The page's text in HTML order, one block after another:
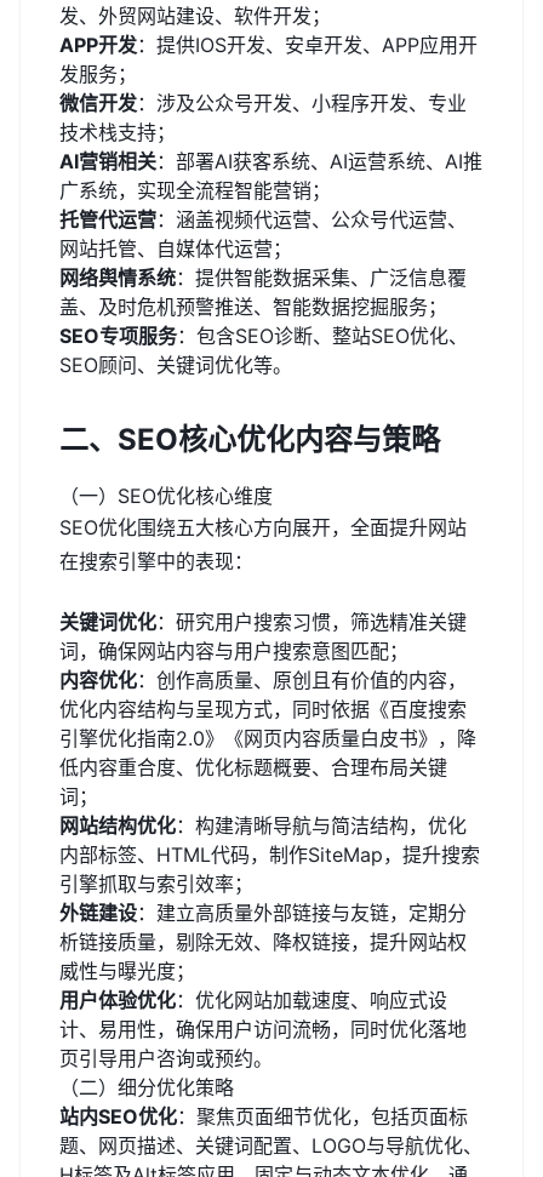
发、外贸网站建设、软件开发；
APP开发：提供IOS开发、安卓开发、APP应用开
发服务；
微信开发：涉及公众号开发、小程序开发、专业
技术栈支持；
AI营销相关：部署AI获客系统、AI运营系统、AI推
广系统，实现全流程智能营销；
托管代运营：涵盖视频代运营、公众号代运营、
网站托管、自媒体代运营；
网络舆情系统：提供智能数据采集、广泛信息覆
盖、及时危机预警推送、智能数据挖掘服务；
SEO专项服务：包含SEO诊断、整站SEO优化、
SEO顾问、关键词优化等。
二、SEO核心优化内容与策略
（一）SEO优化核心维度
SEO优化围绕五大核心方向展开，全面提升网站
在搜索引擎中的表现：
关键词优化：研究用户搜索习惯，筛选精准关键
词，确保网站内容与用户搜索意图匹配；
内容优化：创作高质量、原创且有价值的内容，
优化内容结构与呈现方式，同时依据《百度搜索
引擎优化指南2.0》《网页内容质量白皮书》，降
低内容重合度、优化标题概要、合理布局关键
词；
网站结构优化：构建清晰导航与简洁结构，优化
内部标签、HTML代码，制作SiteMap，提升搜索
引擎抓取与索引效率；
外链建设：建立高质量外部链接与友链，定期分
析链接质量，剔除无效、降权链接，提升网站权
威性与曝光度；
用户体验优化：优化网站加载速度、响应式设
计、易用性，确保用户访问流畅，同时优化落地
页引导用户咨询或预约。
（二）细分优化策略
站内SEO优化：聚焦页面细节优化，包括页面标
题、网页描述、关键词配置、LOGO与导航优化、